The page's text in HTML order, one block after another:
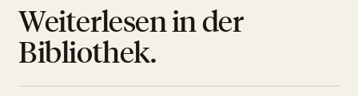
Weiterlesen in der
Bibliothek.